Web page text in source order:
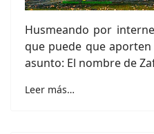
Husmeando por
que puede que
asunto: El nombre de
Leer más…